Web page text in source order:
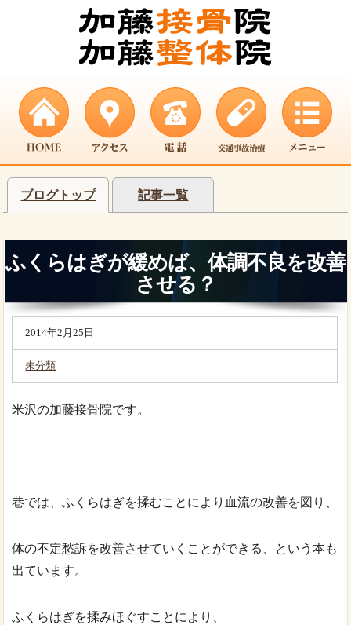
ブログトップ 記事一覧
ふくらはぎが緩めば、体調不良を改善
させる？
2014年2月25日
未分類
米沢の加藤接骨院です。
巷では、ふくらはぎを揉むことにより血流の改善を図り、
体の不定愁訴を改善させていくことができる、という本も
出ています。
ふくらはぎを揉みほぐすことにより、